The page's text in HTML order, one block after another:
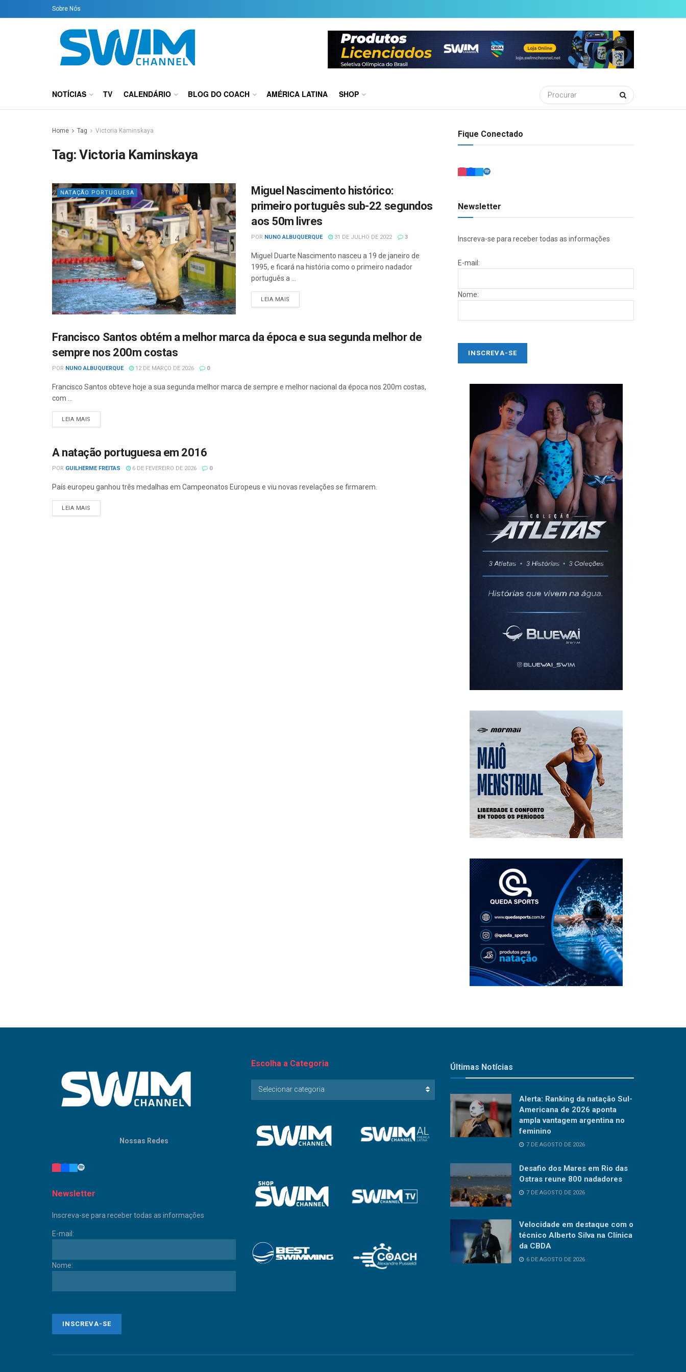
Sobre Nós
NOTÍCIAS TV CALENDÁRIO BLOG DO COACH AMÉRICA LATINA SHOP
Home Tag Victoria Kaminskaya
Tag:Victoria Kaminskaya
NATAÇÃO PORTUGUESA
Miguel Nascimento histórico:
primeiro português sub-22 segundos
aos 50m livres
POR NUNO ALBUQUERQUE 31 DE JULHO DE 2022 3
Miguel Duarte Nascimento nasceu a 19 de janeiro de
1995, e ficará na história como o primeiro nadador
português a ...
LEIA MAIS
CAMPEONATO MUNDIAL
Francisco Santos obtém a melhor marca da época e sua segunda melhor de
sempre nos 200m costas
POR NUNO ALBUQUERQUE 12 DE MARÇO DE 2026 0
Francisco Santos obteve hoje a sua segunda melhor marca de sempre e melhor nacional da época nos 200m costas,
com ...
LEIA MAIS
NATAÇÃO
A natação portuguesa em 2016
POR GUILHERME FREITAS 6 DE FEVEREIRO DE 2026 0
País europeu ganhou três medalhas em Campeonatos Europeus e viu novas revelações se firmarem.
LEIA MAIS
Fique Conectado
Newsletter
Inscreva-se para receber todas as informações
E-mail:
Nome:
Nossas Redes
Newsletter
Inscreva-se para receber todas as informações
E-mail:
Nome:
Escolha a Categoria
Escolha
Selecionar categoria
Últimas Notícias
Alerta: Ranking da natação Sul-
Americana de 2026 aponta
ampla vantagem argentina no
feminino
7 DE AGOSTO DE 2026
Desafio dos Mares em Rio das
Ostras reune 800 nadadores
7 DE AGOSTO DE 2026
Velocidade em destaque com o
técnico Alberto Silva na Clínica
da CBDA
6 DE AGOSTO DE 2026